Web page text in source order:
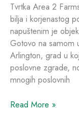
Tvrtka Area 2
bilja i korjenastog
napuštenim je
Gotovo na samom
Arlington, grad u
poslovne zgrade,
mnogih poslovnih
Read More »